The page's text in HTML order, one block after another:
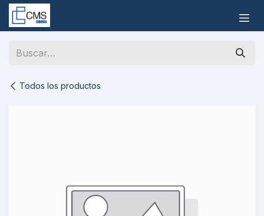
Ir al contenido
Todos los productos